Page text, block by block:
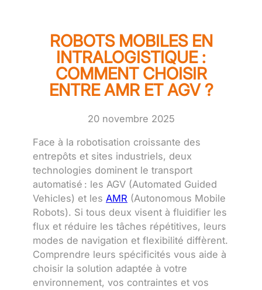
ROBOTS MOBILES EN
INTRALOGISTIQUE :
COMMENT CHOISIR
ENTRE AMR ET AGV ?
20 novembre 2025
Face à la robotisation croissante des
entrepôts et sites industriels, deux
technologies dominent le transport
automatisé : les AGV (Automated Guided
Vehicles) et les AMR (Autonomous Mobile
Robots). Si tous deux visent à fluidifier les
flux et réduire les tâches répétitives, leurs
modes de navigation et flexibilité diffèrent.
Comprendre leurs spécificités vous aide à
choisir la solution adaptée à votre
environnement, vos contraintes et vos